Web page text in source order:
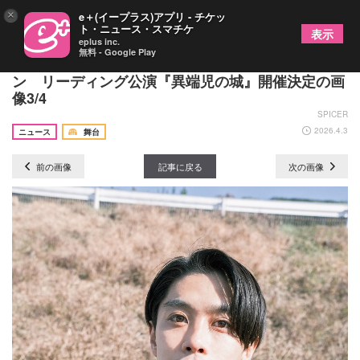
青谷明日香×結城洋平、異色の演劇コラボレーショ
ン リーディング公演『異端児の城』開催決定の画
像3/4
SPICER
ニュース
舞台 2026.4.3
前の画像 記事に戻る 次の画像
× e＋(イープラス)アプリ - チケッ
ト・ニュース・スマチケ
eplus inc.
無料 - Google Play
表示